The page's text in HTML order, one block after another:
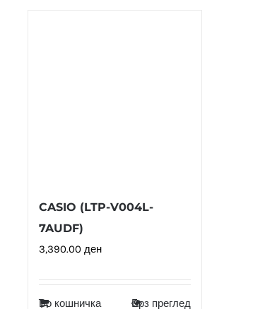
CASIO (LTP-V004L-
7AUDF)
3,390.00 ден
Во кошничка Брз преглед